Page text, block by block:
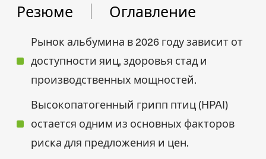
Резюме Оглавление
Рынок альбумина в 2026 году зависит от
доступности яиц, здоровья стад и
производственных мощностей.
Высокопатогенный грипп птиц (HPAI)
остается одним из основных факторов
риска для предложения и цен.